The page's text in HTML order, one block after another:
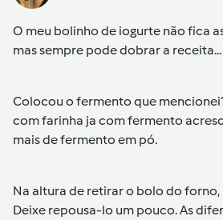
O meu bolinho de iogurte não fica
mas sempre pode dobrar a receita...
Colocou o fermento que
com farinha ja com fermento
mais de fermento em pó.
Na altura de retirar o bolo do forno,
Deixe repousa-lo um pouco. As